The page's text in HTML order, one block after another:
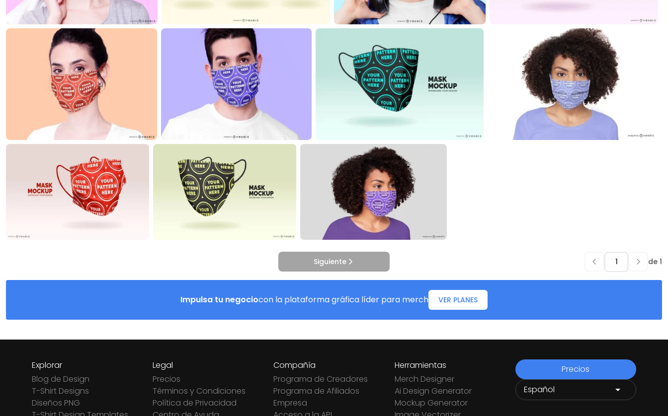
Siguiente de 1
Impulsa tu negociocon la plataforma gráfica líder para merch VER PLANES
Explorar
Blog de Design
T-Shirt Designs
Diseños PNG
Legal
Precios
Términos y Condiciones
Política de Privacidad
Compañía
Programa de Creadores
Programa de Afiliados
Empresa
Herramientas
Merch Designer
Ai Design Generator
Mockup Generator
Precios